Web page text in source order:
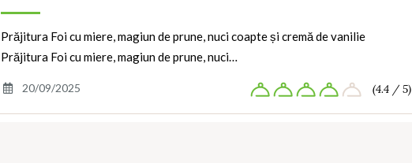
Prăjitura Foi cu miere, magiun de prune, nuci coapte și cremă de vanilie
Prăjitura Foi cu miere, magiun de prune, nuci…
20/09/2025 (4.4 / 5)